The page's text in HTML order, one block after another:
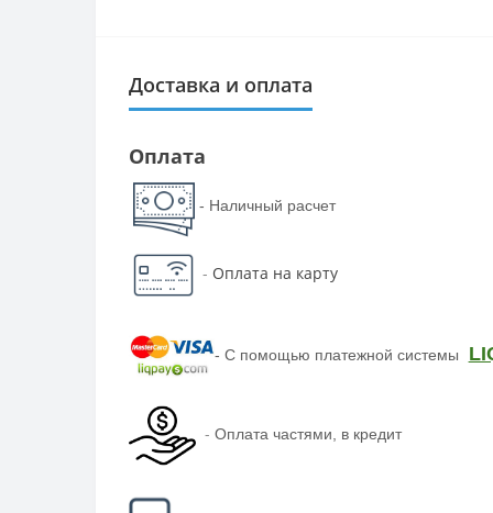
Доставка и оплата
Оплата
- Наличный расчет
- Оплата на карту
- С помощью платежной системы
- Оплата частями, в кредит